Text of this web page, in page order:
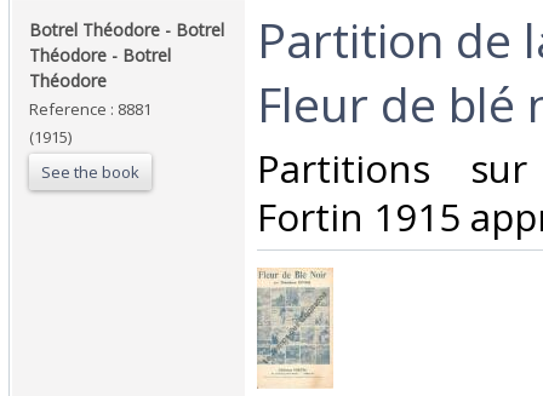
‎Botrel Théodore - Botrel
Théodore - Botrel
Théodore‎
Reference : 8881
(1915)
See the book
‎Partition de
Fleur de blé
‎Partitions
Fortin 1915